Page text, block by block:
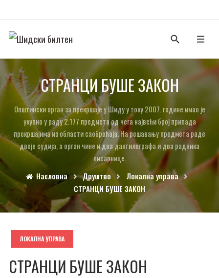
СТРАНЦИ БУШЕ ЗАКОН
Општински орган за прекршаје у Шиду у току 2007. године имао је
укупно у раду 2.177 предмета од чега највећи број припада
прекршајима из области саобраћаја. На решавању предмета раде
двоје судија, а орган чине и два дактилографа и два радника
писарнице.
Насловна
Друштво
Локална управа
СТРАНЦИ БУШЕ ЗАКОН
ЛОКАЛНА УПРАВА
СТРАНЦИ БУШЕ ЗАКОН